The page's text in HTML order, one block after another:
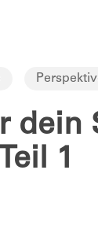
dein
1